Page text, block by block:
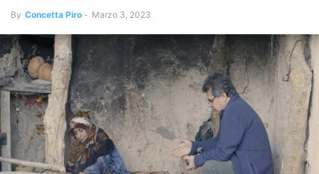
By Concetta Piro - Marzo 3, 2023